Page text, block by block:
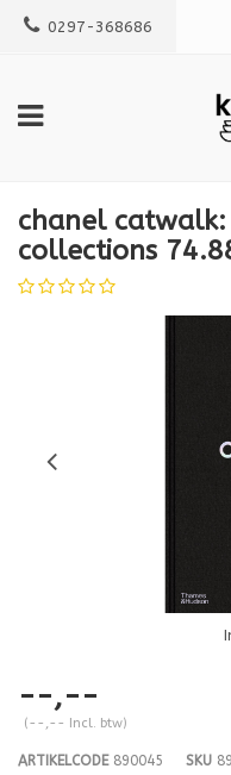
0297-368686
chanel
collections
--,--
(--,-- Incl. btw)
ARTIKELCODE890045 SKU